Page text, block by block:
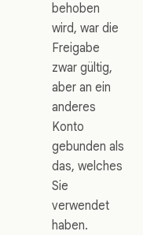
behoben
wird, war die
Freigabe
zwar gültig,
aber an ein
anderes
Konto
gebunden als
das, welches
Sie
verwendet
haben.